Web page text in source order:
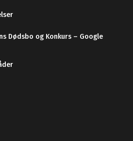
Dødsbo og Konkurs – Google